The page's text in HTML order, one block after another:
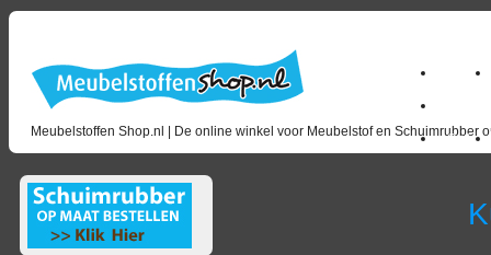
Meubelstoffen Shop.nl | De online winkel voor Meubelstof en Schuimrubber
Home
Outlet